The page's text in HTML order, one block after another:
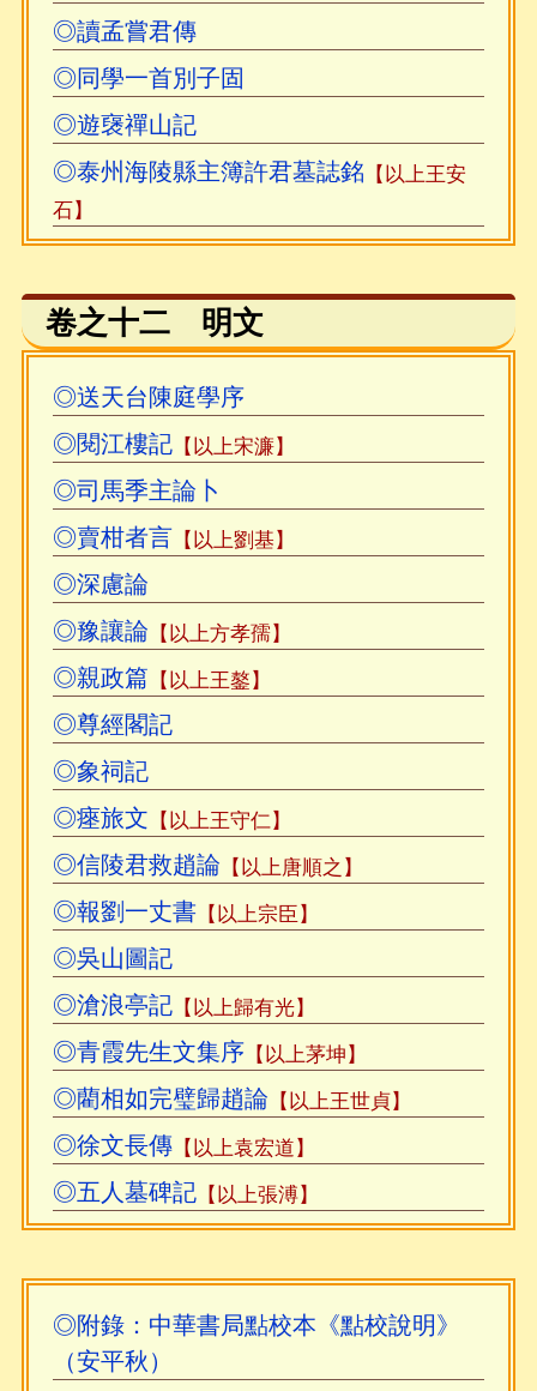
◎讀孟嘗君傳
◎同學一首別子固
◎遊襃禪山記
◎泰州海陵縣主簿許君墓誌銘 【以上王安
石】
卷之十二 明文
◎送天台陳庭學序
◎閱江樓記【以上宋濂】
◎司馬季主論卜
◎賣柑者言 【以上劉基】
◎深慮論
◎豫讓論 【以上方孝孺】
◎親政篇 【以上王鏊】
◎尊經閣記
◎象祠記
◎瘞旅文 【以上王守仁】
◎信陵君救趙論 【以上唐順之】
◎報劉一丈書【以上宗臣】
◎吳山圖記
◎滄浪亭記【以上歸有光】
◎青霞先生文集序 【以上茅坤】
◎藺相如完璧歸趙論 【以上王世貞】
◎徐文長傳【以上袁宏道】
◎五人墓碑記【以上張溥】
◎附錄：中華書局點校本《點校說明》
（安平秋）